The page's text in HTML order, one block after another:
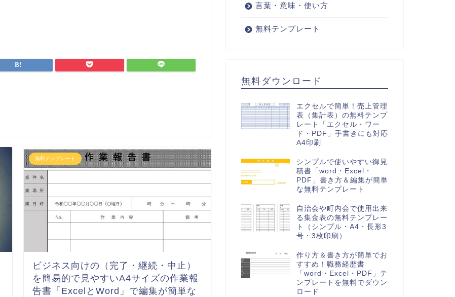
無料テンプレート
ビジネス向けの（完了・継続・中止）
を簡易的で見やすいA4サイズの作業報
告書「ExcelとWord」で編集が簡単な
言葉・意味・使い方
無料テンプレート
無料ダウンロード
エクセルで簡単！売上管理
表（集計表）の無料テンプ
レート「エクセル・ワー
ド・PDF」手書きにも対応
A4印刷
シンプルで使いやすい御見
積書「word・Excel・
PDF」書き方＆編集が簡単
な無料テンプレート
自治会や町内会で使用出来
る集金表の無料テンプレー
ト（シンプル・A4・長形3
号・3枚印刷）
作り方＆書き方が簡単でお
すすめ！職務経歴書
「word・Excel・PDF」テ
ンプレートを無料でダウン
ロード